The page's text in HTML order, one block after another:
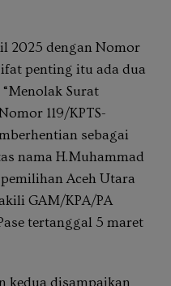
2025 dengan Nomor
penting itu ada dua
Surat
119/KPTS-
sebagai
nama H.Muhammad
Aceh Utara
GAM/KPA/PA
tertanggal 5 maret
kedua disampaikan